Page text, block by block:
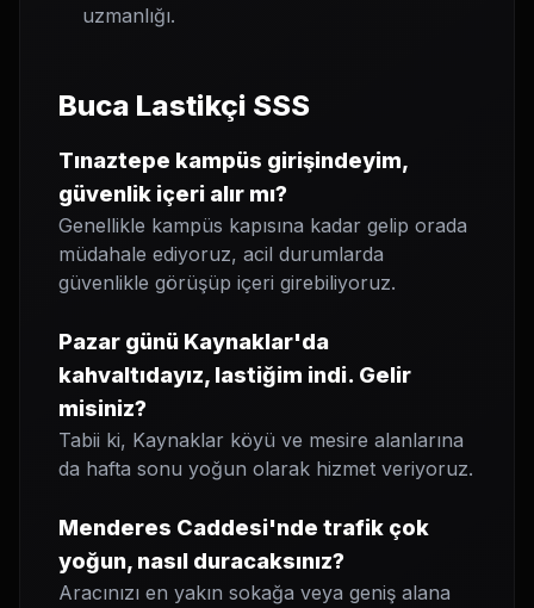
uzmanlığı.
Buca Lastikçi SSS
Tınaztepe kampüs girişindeyim,
güvenlik içeri alır mı?
Genellikle kampüs kapısına kadar gelip orada
müdahale ediyoruz, acil durumlarda
güvenlikle görüşüp içeri girebiliyoruz.
Pazar günü Kaynaklar'da
kahvaltıdayız, lastiğim indi. Gelir
misiniz?
Tabii ki, Kaynaklar köyü ve mesire alanlarına
da hafta sonu yoğun olarak hizmet veriyoruz.
Menderes Caddesi'nde trafik çok
yoğun, nasıl duracaksınız?
Aracınızı en yakın sokağa veya geniş alana